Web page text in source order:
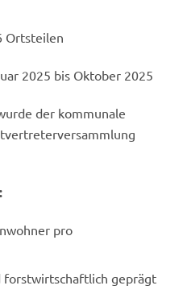
Ortsteilen
2025 bis Oktober 2025
der kommunale
pro
forstwirtschaftlich geprägt